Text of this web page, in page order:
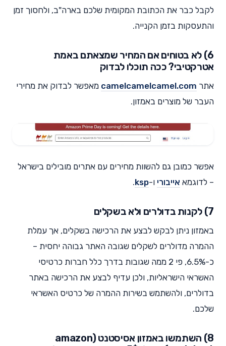
לקבל כבר את הכתובת המקומית שלכם בארה"ב, ולחסוך זמן
והתעסקות בזמן הקנייה.
6) לא בטוחים אם המחיר שמצאתם באמת
אטרקטיבי? ככה תוכלו לבדוק
אתר camelcamelcamel.com מאפשר לבדוק את מחירי
העבר של מוצרים באמזון.
אפשר כמובן גם להשוות מחירים עם אתרים מובילים בישראל
– לדוגמא אייבורי ו-ksp
.
7) לקנות בדולרים ולא בשקלים
באמזון ניתן לבקש לבצע את הרכישה בשקלים, אך עמלת
ההמרה מדולרים לשקלים שגובה האתר גבוהה יחסית –
כ-6.5%, פי 2 ממה שגובות בדרך כלל חברות כרטיסי
האשראי הישראליות, ולכן עדיף לבצע את הרכישה באתר
בדולרים, ולהשתמש בשירות ההמרה של כרטיס האשראי
שלכם.
8) השתמשו באמזון אסיסטנט (amazon